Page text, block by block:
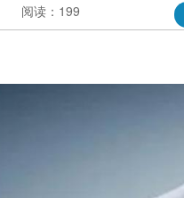
阅读：199